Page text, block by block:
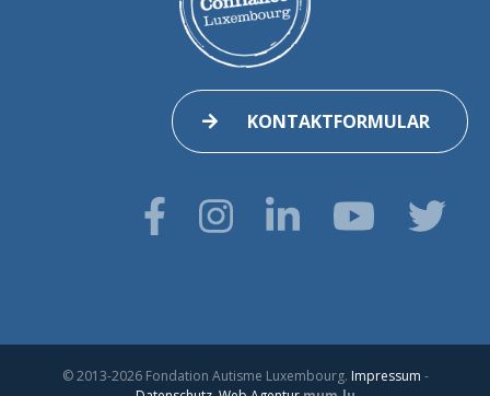
KONTAKTFORMULAR
© 2013-2026 Fondation Autisme Luxembourg. Impressum -